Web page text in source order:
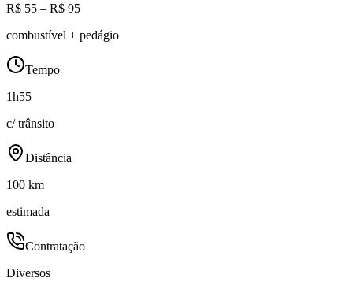
R$ 55 – R$ 95
combustível + pedágio
Tempo
1h55
c/ trânsito
Distância
100 km
estimada
Contratação
Diversos